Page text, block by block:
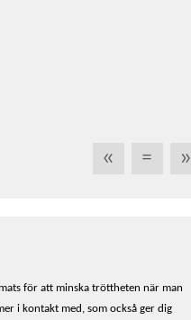
« = »
för att minska tröttheten när man
i kontakt med, som också ger dig